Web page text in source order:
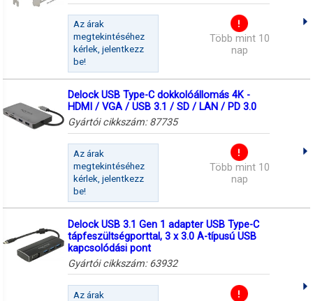
Az árak
megtekintéséhez
kérlek, jelentkezz
be!
Több mint 10
nap
Delock USB Type-C dokkolóállomás 4K -
HDMI / VGA / USB 3.1 / SD / LAN / PD 3.0
Gyártói cikkszám: 87735
Az árak
megtekintéséhez
kérlek, jelentkezz
be!
Több mint 10
nap
Delock USB 3.1 Gen 1 adapter USB Type-C
tápfeszültségporttal, 3 x 3.0 A-típusú USB
kapcsolódási pont
Gyártói cikkszám: 63932
Az árak